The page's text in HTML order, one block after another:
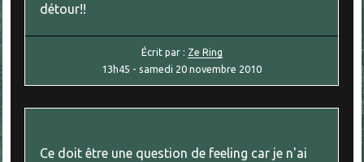
détour!!
Écrit par : Ze Ring
13h45 - samedi 20 novembre 2010
Ce doit être une question de feeling car je n'ai